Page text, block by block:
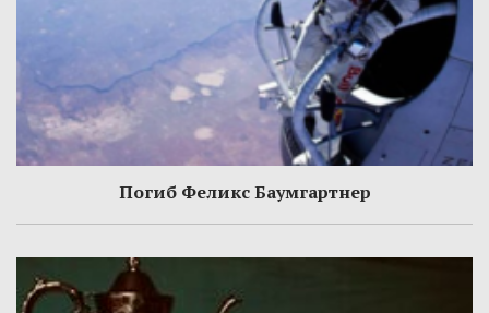
Погиб Феликс Баумгартнер